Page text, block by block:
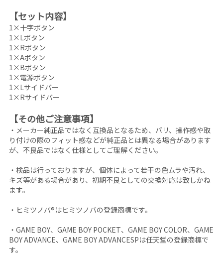
【セット内容】
1×十字ボタン
1×Lボタン
1×Rボタン
1×Aボタン
1×Bボタン
1×電源ボタン
1×Lサイドバー
1×Rサイドバー
【その他ご注意事項】
・メーカー純正品ではなく互換品となるため、バリ、操作感や取
り付けの際のフィット感などが純正品とは異なる場合があります
が、不良品ではなく仕様としてご理解ください。
・検品は行っておりますが、個体によって若干の色ムラや汚れ、
キズ等がある場合があり、初期不良としての交換対応は致しかね
ます。
・ヒミツノバ®はヒミツノバの登録商標です。
・GAME BOY、GAME BOY POCKET、GAME BOY COLOR、GAME
BOY ADVANCE、GAME BOY ADVANCESPは任天堂の登録商標で
す。